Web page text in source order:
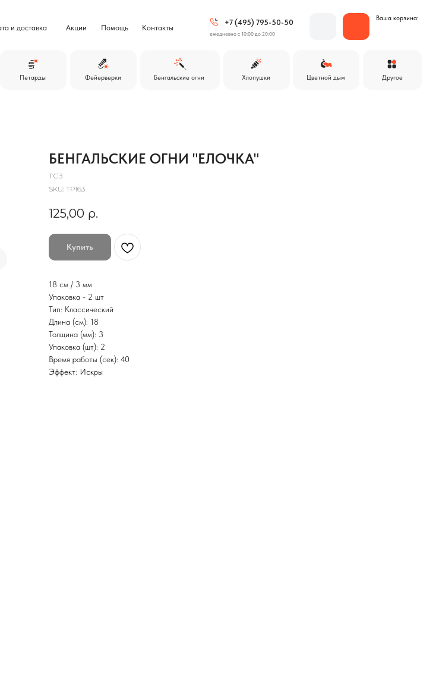
Помощь Контакты
+7 (495) 795-50-50
ежедневно с 10:00 до 20:00
Бенгальские огни Цветной дым
Хлопушки Другое
БЕНГАЛЬСКИЕ ОГНИ "ЕЛОЧКА"
ТСЗ
SKU: ТР163
125,00 р.
Купить
18 см / 3 мм
Упаковка - 2 шт
Тип: Классический
Длина (см): 18
Толщина (мм): 3
Упаковка (шт): 2
Время работы (сек): 40
Эффект: Искры